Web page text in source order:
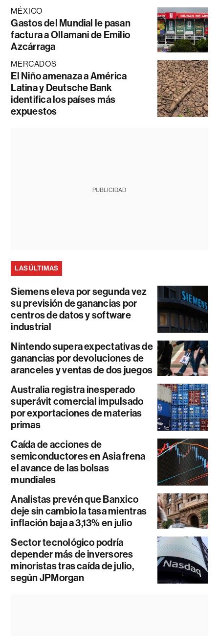
MÉXICO
Gastos del Mundial le pasan
factura a Ollamani de Emilio
Azcárraga
MERCADOS
El Niño amenaza a América
Latina y Deutsche Bank
identifica los países más
expuestos
PUBLICIDAD
LAS ÚLTIMAS
Siemens eleva por segunda vez
su previsión de ganancias por
centros de datos y software
industrial
Nintendo supera expectativas de
ganancias por devoluciones de
aranceles y ventas de dos juegos
Australia registra inesperado
superávit comercial impulsado
por exportaciones de materias
primas
Caída de acciones de
semiconductores en Asia frena
el avance de las bolsas
mundiales
Analistas prevén que Banxico
deje sin cambio la tasa mientras
inflación baja a 3,13% en julio
Sector tecnológico podría
depender más de inversores
minoristas tras caída de julio,
según JPMorgan